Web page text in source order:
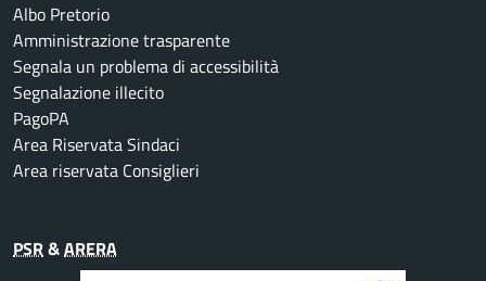
Albo Pretorio
Amministrazione trasparente
Segnala un problema di accessibilità
Segnalazione illecito
PagoPA
Area Riservata Sindaci
Area riservata Consiglieri
PSR&ARERA